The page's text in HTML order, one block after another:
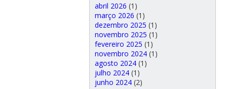
abril 2026 (1)
março 2026 (1)
dezembro 2025 (1)
novembro 2025 (1)
fevereiro 2025 (1)
novembro 2024(1)
agosto 2024(1)
julho 2024(1)
junho 2024(2)